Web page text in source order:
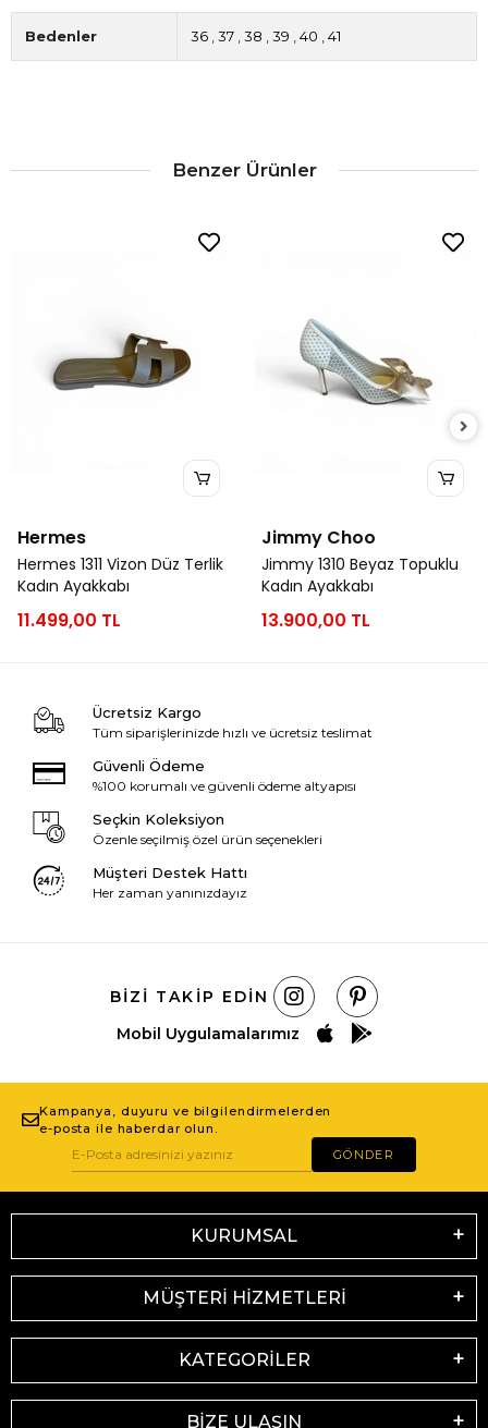
Bedenler 36 37 38 39 40 41
Benzer Ürünler
Hermes
Hermes 1311 Vizon Düz Terlik
Kadın Ayakkabı
11.499,00 TL
Jimmy Choo
Jimmy 1310 Beyaz Topuklu
Kadın Ayakkabı
13.900,00 TL
Ücretsiz Kargo
Tüm siparişlerinizde hızlı ve ücretsiz teslimat
Güvenli Ödeme
%100 korumalı ve güvenli ödeme altyapısı
Seçkin Koleksiyon
Özenle seçilmiş özel ürün seçenekleri
Müşteri Destek Hattı
Her zaman yanınızdayız
BIZI TAKIP EDIN
Mobil Uygulamalarımız
Kampanya, duyuru ve bilgilendirmelerden
e-posta ile haberdar olun.
GÖNDER
KURUMSAL
MÜŞTERİ HİZMETLERİ
KATEGORİLER
BİZE ULAŞIN